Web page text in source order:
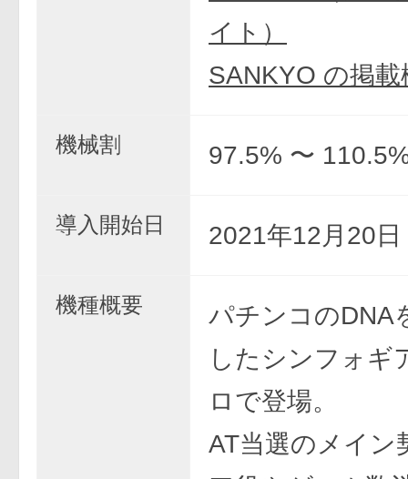
イト）
SANKYO の掲載
機械割 97.5% 〜
導入開始日 2021年12月20日
機種概要
パチンコのDNA
したシンフォギ
ロで登場。
AT当選のメイン